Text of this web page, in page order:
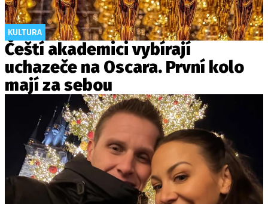
KULTURA
Čeští akademici vybírají
uchazeče na Oscara. První kolo
mají za sebou